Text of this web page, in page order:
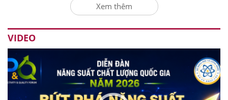
Xem thêm
VIDEO